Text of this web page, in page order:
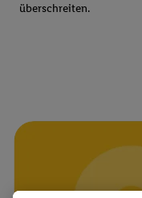
überschreiten.